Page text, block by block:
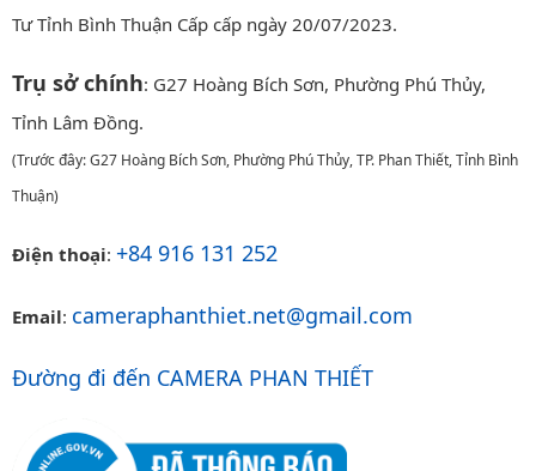
Tư Tỉnh Bình Thuận Cấp cấp ngày 20/07/2023.
Trụ sở chính: G27 Hoàng Bích Sơn, Phường Phú Thủy,
Tỉnh Lâm Đồng.
(Trước đây: G27 Hoàng Bích Sơn, Phường Phú Thủy, TP. Phan Thiết, Tỉnh Bình
Thuận)
Điện thoại: +84 916 131 252
Email: cameraphanthiet.net@gmail.com
Đường đi đến CAMERA PHAN THIẾT